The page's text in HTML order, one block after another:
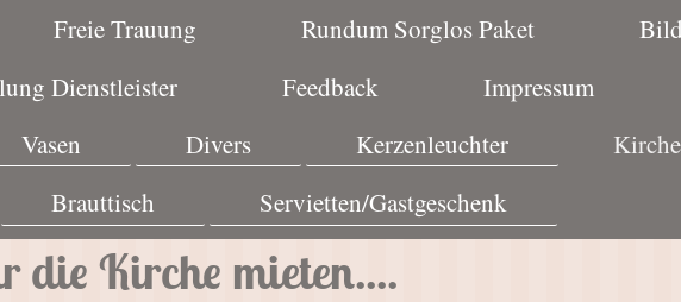
Freie Trauung Rundum Sorglos Paket
Dienstleister Feedback Impressum
Vasen Divers Kerzenleuchter
Brauttisch
Servietten/Gastgeschenk
die Kirche mieten....